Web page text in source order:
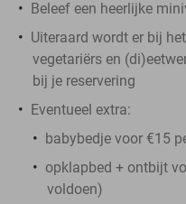
Beleef een heerlijke
Uiteraard wordt er bij
vegetariërs en
bij je reservering
Eventueel extra:
babybedje voor €15
opklapbed + ontbijt
voldoen)